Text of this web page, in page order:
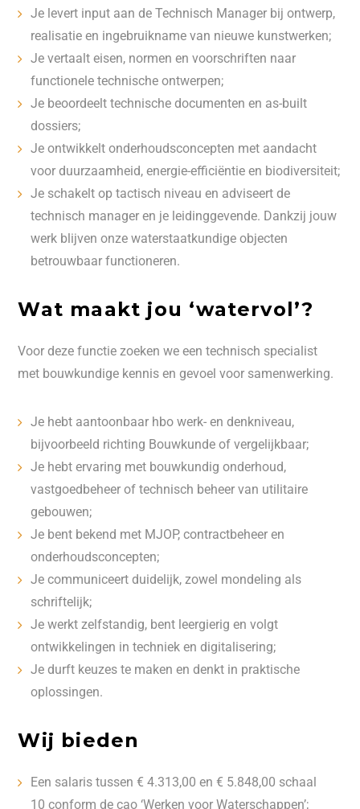
Je levert input aan de Technisch Manager bij ontwerp,
realisatie en ingebruikname van nieuwe kunstwerken;
Je vertaalt eisen, normen en voorschriften naar
functionele technische ontwerpen;
Je beoordeelt technische documenten en as-built
dossiers;
Je ontwikkelt onderhoudsconcepten met aandacht
voor duurzaamheid, energie-efficiëntie en biodiversiteit;
Je schakelt op tactisch niveau en adviseert de
technisch manager en je leidinggevende. Dankzij jouw
werk blijven onze waterstaatkundige objecten
betrouwbaar functioneren.
Wat maakt jou ‘watervol’?
Voor deze functie zoeken we een technisch specialist
met bouwkundige kennis en gevoel voor samenwerking.
Je hebt aantoonbaar hbo werk- en denkniveau,
bijvoorbeeld richting Bouwkunde of vergelijkbaar;
Je hebt ervaring met bouwkundig onderhoud,
vastgoedbeheer of technisch beheer van utilitaire
gebouwen;
Je bent bekend met MJOP, contractbeheer en
onderhoudsconcepten;
Je communiceert duidelijk, zowel mondeling als
schriftelijk;
Je werkt zelfstandig, bent leergierig en volgt
ontwikkelingen in techniek en digitalisering;
Je durft keuzes te maken en denkt in praktische
oplossingen.
Wij bieden
Een salaris tussen € 4.313,00 en € 5.848,00 schaal
10 conform de cao ‘Werken voor Waterschappen’;